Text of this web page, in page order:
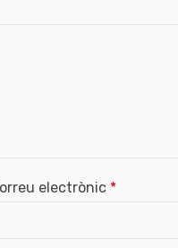
electrònic *